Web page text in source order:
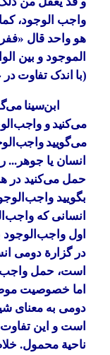
واجب الوجود،
هو واحد قال
الموجود و بین
(با اندک تفاوت در
ابن‌سینا
می‌کنید و
می‌گویید
انسان یا جوهر...
حمل می‌کنید در
بگویید
انسانی که
اول
در گزارة دومی
است، حمل واجب
اما خصوصیت
دومی به معنای
است و این تفاوت
ناحیة محمول.